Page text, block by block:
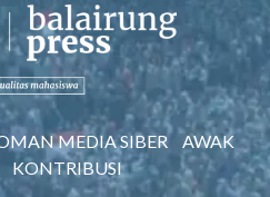
MEDIA SIBER
AWAK
KONTRIBUSI